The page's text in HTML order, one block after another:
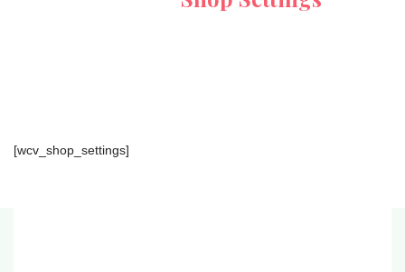
[wcv_shop_settings]